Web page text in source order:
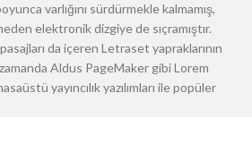
varlığını sürdürmekle kalmamış,
elektronik dizgiye de sıçramıştır.
da içeren Letraset yapraklarının
zamanda Aldus PageMaker gibi Lorem
yayıncılık yazılımları ile popüler